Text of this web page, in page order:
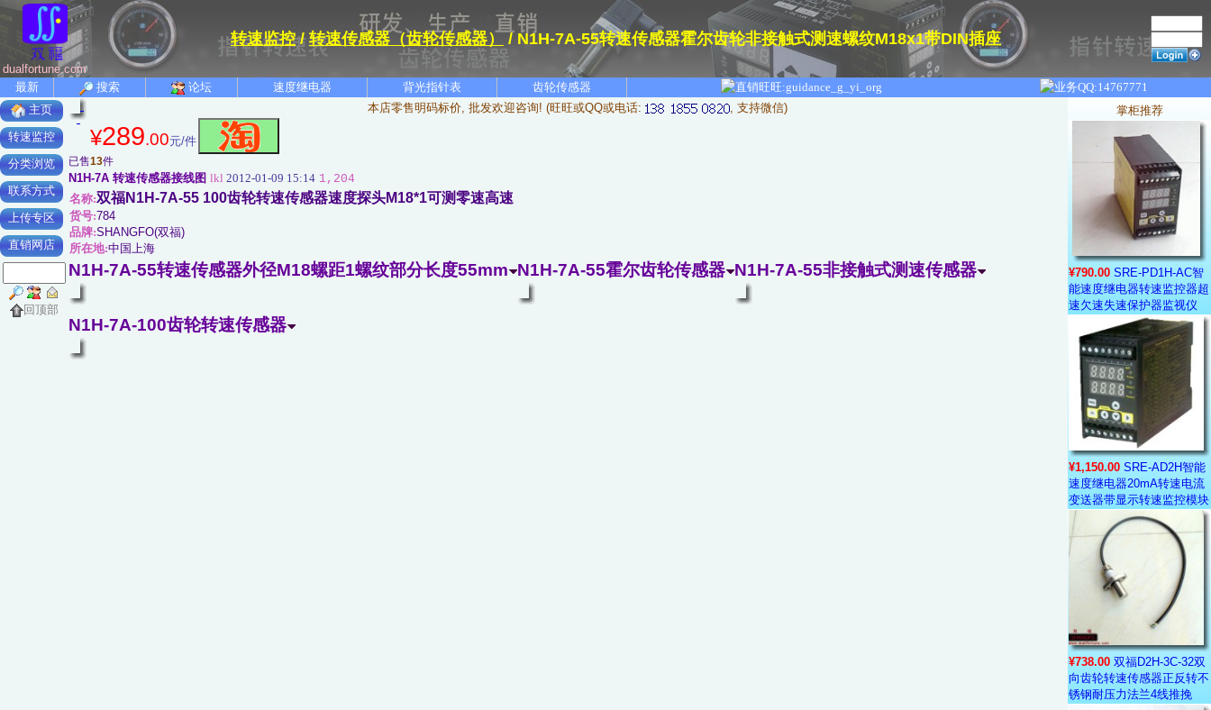
dualfortune.com
转速监控/ 转速传感器（齿轮传感器） / N1H-7A-55转速传感器霍尔齿轮非接触式测速螺纹M18x1带DIN插座
最新 搜索 论坛 速度继电器 背光指针表
齿轮传感器
主页
转速监控
分类浏览
联系方式
上传专区
直销网店
回顶部
本店零售明码标价, 批发欢迎咨询! (旺旺或QQ或电话: , 支持微信)
¥289.00元/件
已售13件
N1H-7A 转速传感器接线图 lkl 2012-01-09 15:14 1,204
名称:双福N1H-7A-55 100齿轮转速传感器速度探头M18*1可测零速高速
货号:784
品牌:SHANGFO(双福)
所在地:中国上海
N1H-7A-55转速传感器外径M18螺距1螺纹部分长度55mm N1H-7A-55霍尔齿轮传感器 N1H-7A-55非接触式测速传感器
N1H-7A-100齿轮转速传感器
掌柜推荐
¥790.00 SRE-PD1H-AC智
能速度继电器转速监控器超
速欠速失速保护器监视仪
¥1,150.00 SRE-AD2H智能
速度继电器20mA转速电流
变送器带显示转速监控模块
¥738.00 双福D2H-3C-32双
向齿轮转速传感器正反转不
锈钢耐压力法兰4线推挽